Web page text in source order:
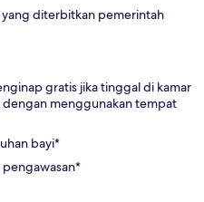
diterbitkan pemerintah
gratis jika tinggal di kamar
dengan menggunakan tempat
bayi*